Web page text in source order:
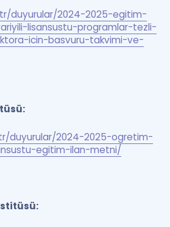
duyurular/2024-2025-egitim-
lisansustu-programlar-tezli-
icin-basvuru-takvimi-ve-
duyurular/2024-2025-ogretim-
egitim-ilan-metni/